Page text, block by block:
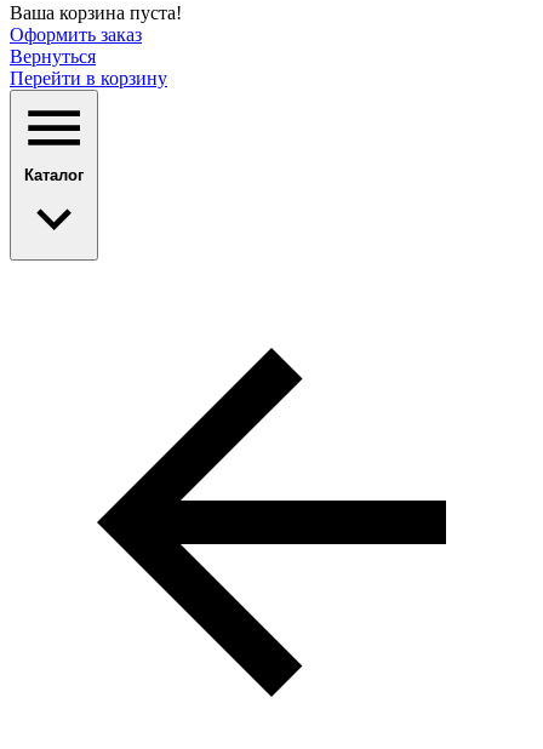
Ваша корзина пуста!
Оформить заказ
Вернуться
Перейти в корзину
Каталог